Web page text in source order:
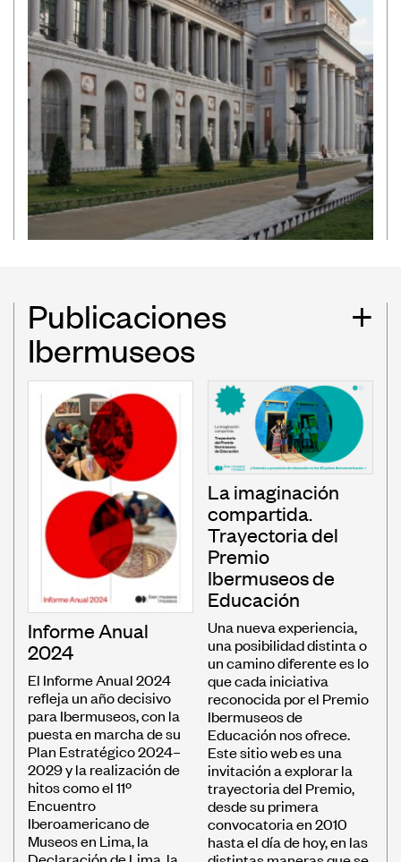
Publicaciones
Ibermuseos
+
Informe Anual
2024
El Informe Anual 2024
refleja un año decisivo
para Ibermuseos, con la
puesta en marcha de su
Plan Estratégico 2024–
2029 y la realización de
hitos como el 11º
Encuentro
Iberoamericano de
Museos en Lima, la
La imaginación
compartida.
Trayectoria del
Premio
Ibermuseos de
Educación
Una nueva experiencia,
una posibilidad distinta o
un camino diferente es lo
que cada iniciativa
reconocida por el Premio
Ibermuseos de
Educación nos ofrece.
Este sitio web es una
invitación a explorar la
trayectoria del Premio,
desde su primera
convocatoria en 2010
hasta el día de hoy, en las